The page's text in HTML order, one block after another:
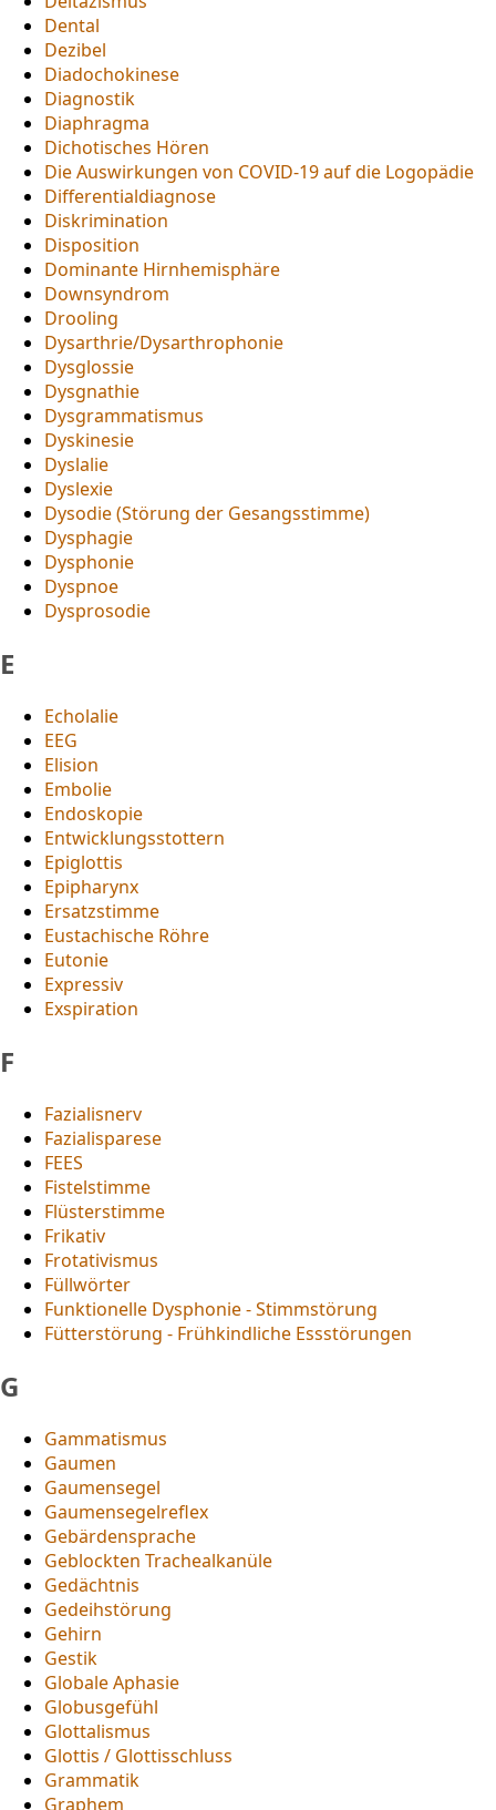
Dental
Dezibel
Diadochokinese
Diagnostik
Diaphragma
Dichotisches Hören
Die Auswirkungen von COVID-19 auf die Logopädie
Differentialdiagnose
Diskrimination
Disposition
Dominante Hirnhemisphäre
Downsyndrom
Drooling
Dysarthrie/Dysarthrophonie
Dysglossie
Dysgnathie
Dysgrammatismus
Dyskinesie
Dyslalie
Dyslexie
Dysodie (Störung der Gesangsstimme)
Dysphagie
Dysphonie
Dyspnoe
Dysprosodie
E
Echolalie
EEG
Elision
Embolie
Endoskopie
Entwicklungsstottern
Epiglottis
Epipharynx
Ersatzstimme
Eustachische Röhre
Eutonie
Expressiv
Exspiration
F
Fazialisnerv
Fazialisparese
FEES
Fistelstimme
Flüsterstimme
Frikativ
Frotativismus
Füllwörter
Funktionelle Dysphonie - Stimmstörung
Fütterstörung - Frühkindliche Essstörungen
G
Gammatismus
Gaumen
Gaumensegel
Gaumensegelreflex
Gebärdensprache
Geblockten Trachealkanüle
Gedächtnis
Gedeihstörung
Gehirn
Gestik
Globale Aphasie
Globusgefühl
Glottalismus
Glottis / Glottisschluss
Grammatik
Graphem